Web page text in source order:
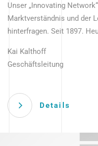
Unser „Innovating
Marktverständnis und der
hinterfragen. Seit 1897.
Kai Kalthoff
Geschäftsleitung
Details